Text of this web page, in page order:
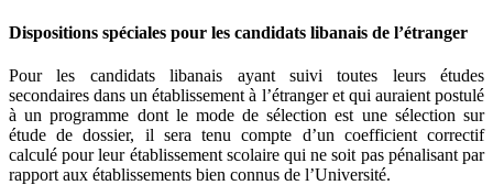
Dispositions spéciales pour les candidats libanais de l’étranger
Pour les candidats libanais ayant suivi toutes leurs études
secondaires dans un établissement à l’étranger et qui auraient postulé
à un programme dont le mode de sélection est une sélection sur
étude de dossier, il sera tenu compte d’un coefficient correctif
calculé pour leur établissement scolaire qui ne soit pas pénalisant par
rapport aux établissements bien connus de l’Université.